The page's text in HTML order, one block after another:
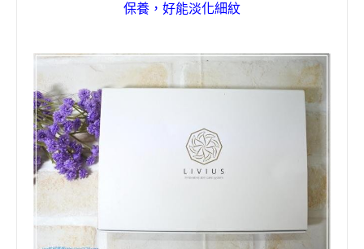
保養 ， 好能淡化細紋